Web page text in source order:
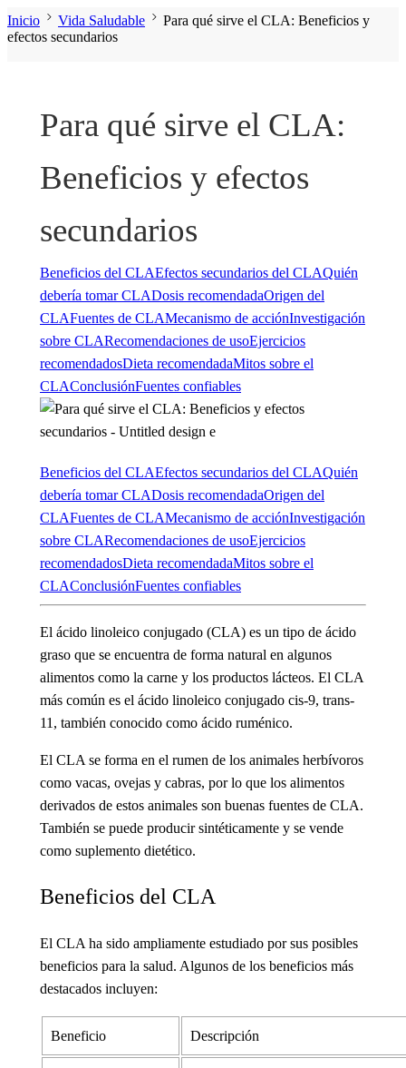
Inicio Vida Saludable
Para qué sirve el CLA: Beneficios y
efectos secundarios
Para qué sirve el CLA:
Beneficios y efectos
secundarios
Beneficios del CLAEfectos secundarios del CLAQuién
debería tomar CLADosis recomendadaOrigen del
CLAFuentes de CLAMecanismo de acciónInvestigación
sobre CLARecomendaciones de usoEjercicios
recomendadosDieta recomendadaMitos sobre el
CLAConclusiónFuentes confiables
Beneficios del CLAEfectos secundarios del CLAQuién
debería tomar CLADosis recomendadaOrigen del
CLAFuentes de CLAMecanismo de acciónInvestigación
sobre CLARecomendaciones de usoEjercicios
recomendadosDieta recomendadaMitos sobre el
CLAConclusiónFuentes confiables
El ácido linoleico conjugado (CLA) es un tipo de ácido
graso que se encuentra de forma natural en algunos
alimentos como la carne y los productos lácteos. El CLA
más común es el ácido linoleico conjugado cis-9, trans-
11, también conocido como ácido ruménico.
El CLA se forma en el rumen de los animales herbívoros
como vacas, ovejas y cabras, por lo que los alimentos
derivados de estos animales son buenas fuentes de CLA.
También se puede producir sintéticamente y se vende
como suplemento dietético.
Beneficios del CLA
El CLA ha sido ampliamente estudiado por sus posibles
beneficios para la salud. Algunos de los beneficios más
destacados incluyen:
Beneficio Descripción